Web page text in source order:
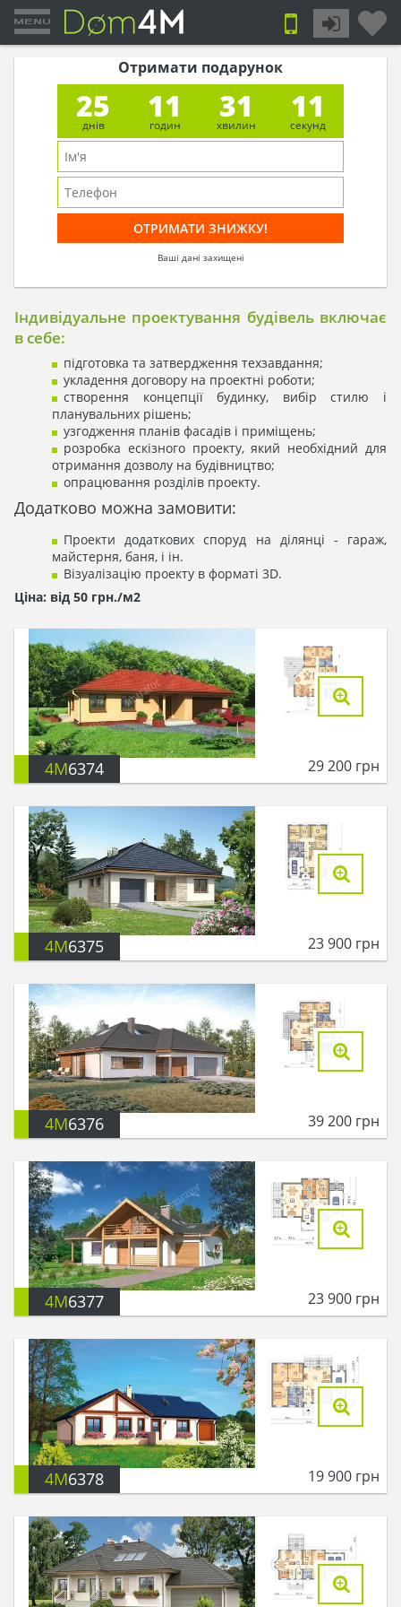
Отримати подарунок
25
днів
11
годин
31
хвилин
11
секунд
Ваші дані захищені
Індивідуальне проектування будівель включає
в себе:
підготовка та затвердження техзавдання;
укладення договору на проектні роботи;
створення концепції будинку, вибір стилю і
планувальних рішень;
узгодження планів фасадів і приміщень;
розробка ескізного проекту, який необхідний для
отримання дозволу на будівництво;
опрацювання розділів проекту.
Додатково можна замовити:
Проекти додаткових споруд на ділянці - гараж,
майстерня, баня, і ін.
Візуалізацію проекту в форматі 3D.
Ціна: від 50 грн./м2
4M6374 29 200 грн
4M6375 23 900 грн
4M6376 39 200 грн
4M6377 23 900 грн
4M6378 19 900 грн